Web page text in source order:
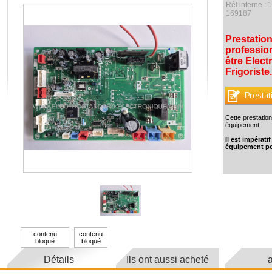
contenu
bloqué
contenu
bloqué
Réf interne :
169187
être
Frigoriste.
Cette
équipement.
Il est
équipement
Détails Ils ont aussi acheté